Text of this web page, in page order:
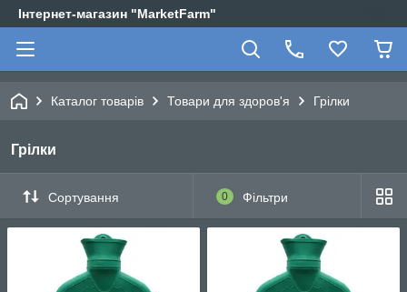
Інтернет-магазин "MarketFarm"
Каталог товарів Товари для здоров'я Грілки
Грілки
Сортування 0 Фільтри